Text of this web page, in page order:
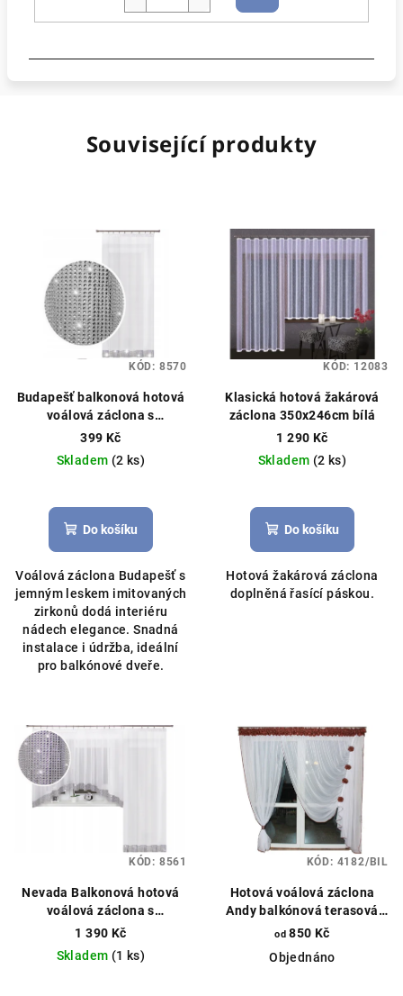
košíku
Související produkty
Budapešť balkonová hotová
voálová záclona s
imitovanými zirkony
můžeme ušít na míru
399 Kč
Skladem (2 ks)
Do košíku
Voálová záclona Budapešť s
jemným leskem imitovaných
zirkonů dodá interiéru
nádech elegance. Snadná
instalace i údržba, ideální
pro balkónové dveře.
KÓD: 8570
Klasická hotová žakárová
záclona 350x246cm bílá
1 290 Kč
Skladem (2 ks)
Do košíku
Hotová žakárová záclona
doplněná řasící páskou.
KÓD: 12083
Nevada Balkonová hotová
voálová záclona s
imitovanými zirkony
zakončený zirkonovým
1 390 Kč
Skladem (1 ks)
KÓD: 8561
Hotová voálová záclona
Andy balkónová terasová
420x230cm různé barvy
od 850 Kč
Objednáno
KÓD: 4182/BIL